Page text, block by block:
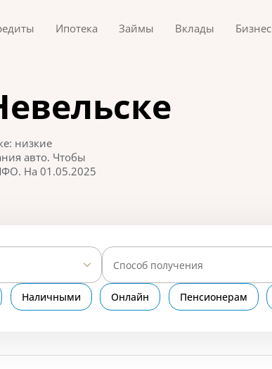
Ипотека Займы Вклады Бизнес
низкие
авто. Чтобы
На 01.05.2025
Способ получения
Наличными Онлайн Пенсионерам